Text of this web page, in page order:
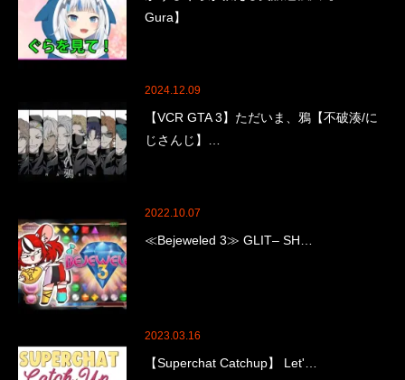
Gura】
2024.12.09
【VCR GTA 3】ただいま、鴉【不破湊/に
じさんじ】…
2022.10.07
≪Bejeweled 3≫ GLIT– SH…
2023.03.16
【Superchat Catchup】 Let'…